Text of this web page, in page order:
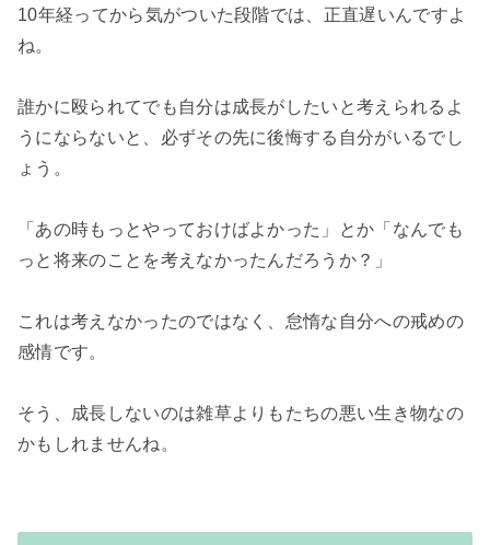
10年経ってから気がついた段階では、正直遅いんですよ
ね。
誰かに殴られてでも自分は成長がしたいと考えられるよ
うにならないと、必ずその先に後悔する自分がいるでし
ょう。
「あの時もっとやっておけばよかった」とか「なんでも
っと将来のことを考えなかったんだろうか？」
これは考えなかったのではなく、怠惰な自分への戒めの
感情です。
そう、成長しないのは雑草よりもたちの悪い生き物なの
かもしれませんね。